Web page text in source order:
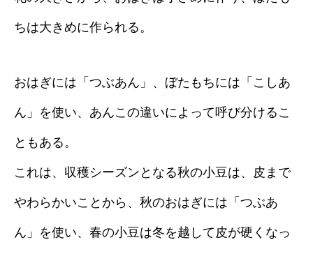
ちは大きめに作られる。
おはぎには「つぶあん」、ぼたもちには「こしあ
ん」を使い、あんこの違いによって呼び分けるこ
ともある。
これは、収穫シーズンとなる秋の小豆は、皮まで
やわらかいことから、秋のおはぎには「つぶあ
ん」を使い、春の小豆は冬を越して皮が硬くなっ